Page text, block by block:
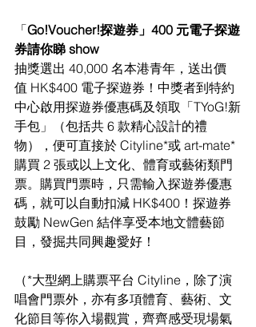
「Go!Voucher!探遊券」400 元電子探遊
券請你睇 show
抽獎選出 40,000 名本港青年，送出價
值 HK$400 電子探遊券！中獎者到特約
中心啟用探遊券優惠碼及領取「TYoG!新
手包」（包括共 6 款精心設計的禮
物），便可直接於 Cityline*或 art-mate*
購買 2 張或以上文化、體育或藝術類門
票。購買門票時，只需輸入探遊券優惠
碼，就可以自動扣減 HK$400！探遊券
鼓勵 NewGen 結伴享受本地文體藝節
目，發掘共同興趣愛好！
（*大型網上購票平台 Cityline，除了演
唱會門票外，亦有多項體育、藝術、文
化節目等你入場觀賞，齊齊感受現場氣